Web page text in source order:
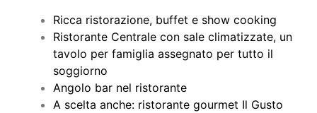
Ricca ristorazione, buffet e show cooking
Ristorante Centrale con sale climatizzate, un
tavolo per famiglia assegnato per tutto il
soggiorno
Angolo bar nel ristorante
A scelta anche: ristorante gourmet Il Gusto